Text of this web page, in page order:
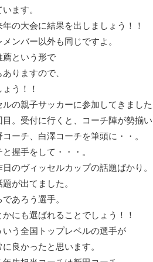
ます。
の大会に結果を出しましょう！！
ンバー以外も同じですよ。
薦という形で
りますので、
う！！
の親子サッカーに参加してきました
。受付に行くと、コーチ陣が勢揃い
ーチ、白澤コーチを筆頭に・・。
握手をして・・・。
のヴィッセルカップの話題ばかり。
が出てました。
あろう選手。
にも選ばれることでしょう！！
う全国トップレベルの選手が
良かったと思います。